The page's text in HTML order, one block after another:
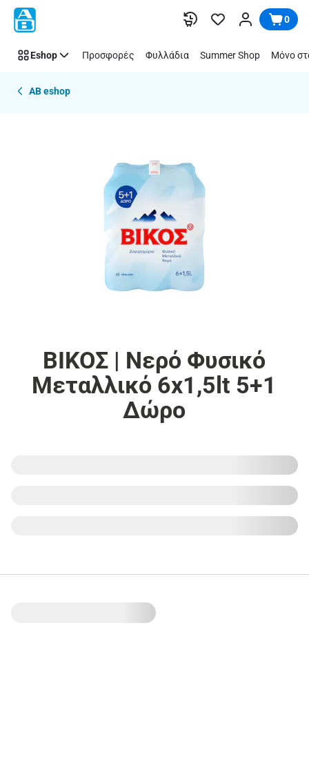
Παράλειψη 0
Eshop Προσφορές Φυλλάδια Summer Shop Μόνο
AB eshop
ΒΙΚΟΣ | Νερό Φυσικό
Μεταλλικό 6x1,5lt 5+1
Δώρο